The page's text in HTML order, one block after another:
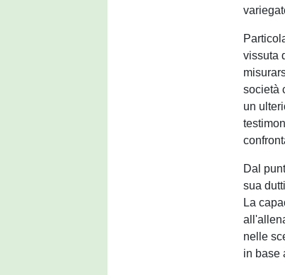
vissuta
società
un
Dal
sua
La
nelle
in base